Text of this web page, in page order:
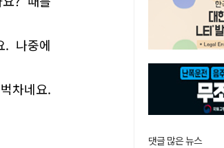
나중에
차네요.
댓글 많은 뉴스